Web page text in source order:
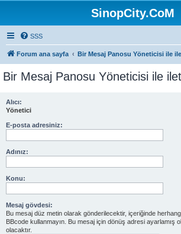
SinopCity.CoM
SSS
Forum ana sayfa Bir Mesaj Panosu Yöneticisi ile
Bir Mesaj Panosu Yöneticisi ile
Alıcı:
Yönetici
E-posta adresiniz:
Adınız:
Konu:
Mesaj gövdesi:
Bu mesaj düz metin olarak gönderilecektir, içeriğinde
BBcode kullanmayın. Bu mesaj için dönüş adresi ayarlamış
olacaktır.